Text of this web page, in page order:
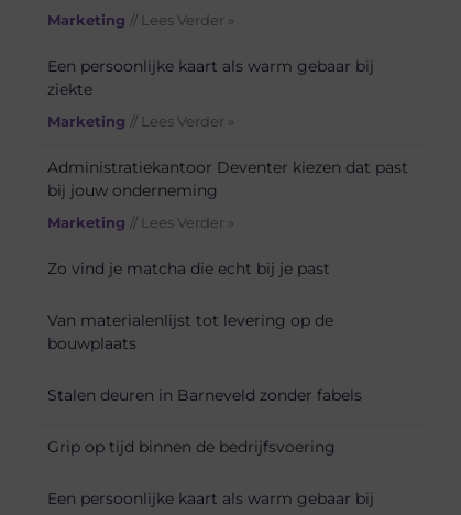
Marketing // Lees Verder »
Een persoonlijke kaart als warm gebaar bij
ziekte
Marketing // Lees Verder »
Administratiekantoor Deventer kiezen dat past
bij jouw onderneming
Marketing // Lees Verder »
Zo vind je matcha die echt bij je past
Van materialenlijst tot levering op de
bouwplaats
Stalen deuren in Barneveld zonder fabels
Grip op tijd binnen de bedrijfsvoering
Een persoonlijke kaart als warm gebaar bij